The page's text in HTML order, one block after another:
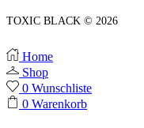
TOXIC BLACK © 2026
Home
Shop
0 Wunschliste
0 Warenkorb